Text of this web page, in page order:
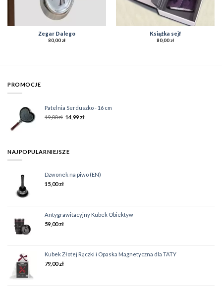
Zegar Dalego
80,00zł
Książka sejf
80,00zł
PROMOCJE
Patelnia Serduszko - 16 cm
19,00zł 14,99 zł
NAJPOPULARNIEJSZE
Dzwonek na piwo (EN)
15,00zł
Antygrawitacyjny Kubek Obiektyw
59,00zł
Kubek Złotej Rączki i Opaska Magnetyczna dla TATY
79,00zł